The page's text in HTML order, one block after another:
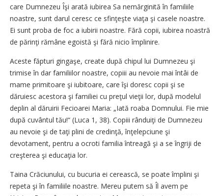
care Dumnezeu Îşi arată iubirea Sa nemărginită în familiile
noastre, sunt darul ceresc ce sfinţeşte viaţa şi casele noastre.
Ei sunt proba de foc a iubirii noastre. Fără copii, iubirea noastră
de părinţi rămâne egoistă şi fără nicio împlinire.
Aceste făpturi gingaşe, create după chipul lui Dumnezeu şi
trimise în dar familiilor noastre, copiii au nevoie mai întâi de
mame primitoare şi iubitoare, care îşi doresc copii şi se
dăruiesc acestora şi familiei cu preţul vieţii lor, după modelul
deplin al dăruirii Fecioarei Maria: „Iată roaba Domnului. Fie mie
după cuvântul tău!“ (Luca 1, 38). Copiii rânduiţi de Dumnezeu
au nevoie şi de taţi plini de credinţă, înţelepciune şi
devotament, pentru a ocroti familia întreagă şi a se îngriji de
creşterea şi educaţia lor.
Taina Crăciunului, cu bucuria ei cerească, se poate împlini şi
repeta şi în familiile noastre. Mereu putem să Îl avem pe